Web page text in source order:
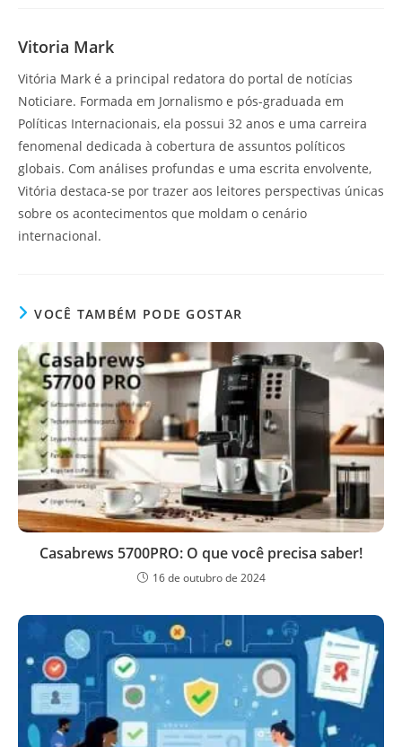
Vitoria Mark
Vitória Mark é a principal redatora do portal de notícias
Noticiare. Formada em Jornalismo e pós-graduada em
Políticas Internacionais, ela possui 32 anos e uma carreira
fenomenal dedicada à cobertura de assuntos políticos
globais. Com análises profundas e uma escrita envolvente,
Vitória destaca-se por trazer aos leitores perspectivas únicas
sobre os acontecimentos que moldam o cenário
internacional.
VOCÊ TAMBÉM PODE GOSTAR
Casabrews 5700PRO: O que você precisa saber!
16 de outubro de 2024